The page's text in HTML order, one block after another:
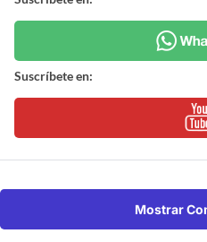
Suscríbete en:
Mostrar